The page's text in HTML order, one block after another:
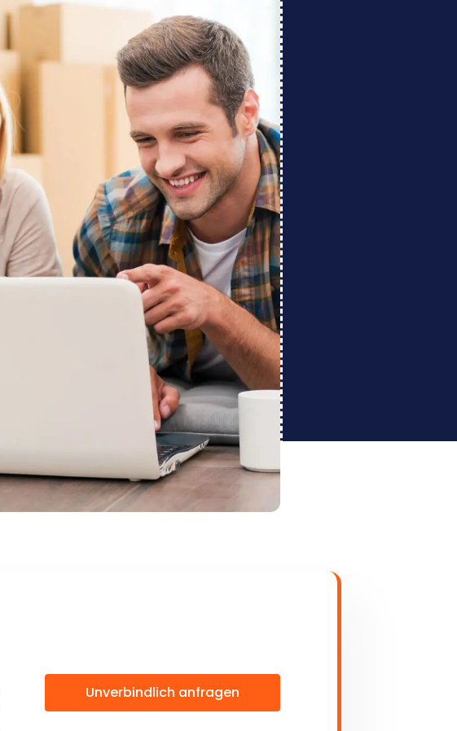
Unverbindlich anfragen